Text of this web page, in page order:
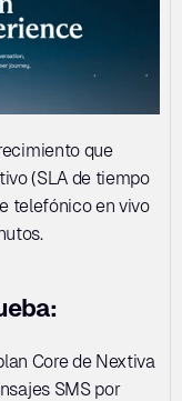
que
(SLA de tiempo
telefónico en vivo
Core de Nextiva
SMS por